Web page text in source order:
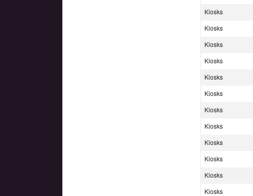
Kiosks
Kiosks
Kiosks
Kiosks
Kiosks
Kiosks
Kiosks
Kiosks
Kiosks
Kiosks
Kiosks
Kiosks